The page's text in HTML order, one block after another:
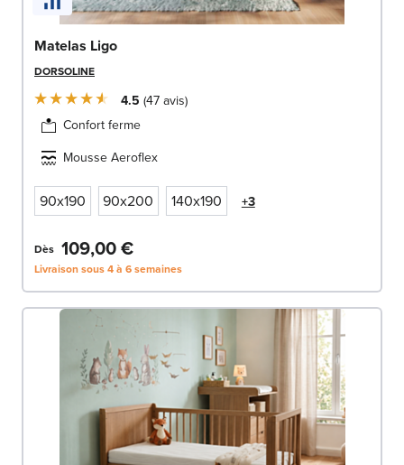
Matelas Ligo
DORSOLINE
4.5 47avis
Confort ferme
Mousse Aeroflex
90x190 90x200 140x190 +3
Dès 109,00 €
Livraison sous 4 à 6 semaines